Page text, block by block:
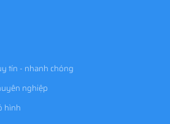
tín - nhanh chóng
nghiệp
hình